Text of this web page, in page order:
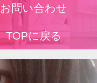
お問い合わせ
TOPに戻る